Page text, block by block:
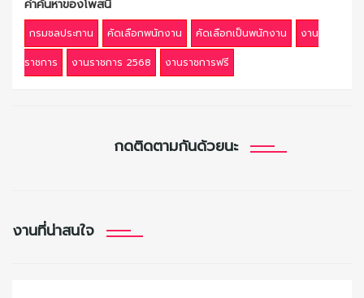
คำค้นหาของโพสนี้
กรมชลประทาน คัดเลือกพนักงาน คัดเลือกเป็นพนักงาน
งาน
ราชการ
งานราชการ 2568 งานราชการฟรี
กดติดตามกันด้วยนะ
งานที่น่าสนใจ